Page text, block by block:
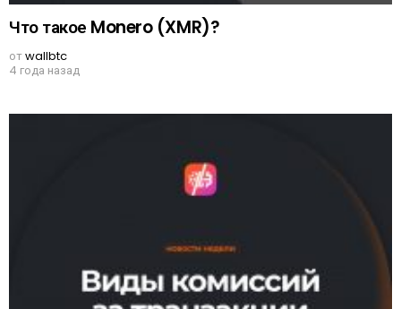
Что такое Monero (XMR)?
отwallbtc
4 года назад